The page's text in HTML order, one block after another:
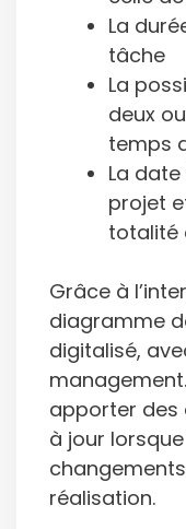
La
tâche
La
deux
temps
La
projet
totalité
Grâce à
diagramme
digitalisé,
apporter des
à jour
réalisation.